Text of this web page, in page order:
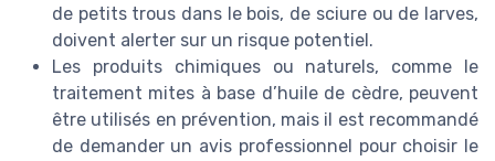
de petits trous dans le bois, de sciure ou de larves,
doivent alerter sur un risque potentiel.
Les produits chimiques ou naturels, comme le
traitement mites à base d’huile de cèdre, peuvent
être utilisés en prévention, mais il est recommandé
de demander un avis professionnel pour choisir le